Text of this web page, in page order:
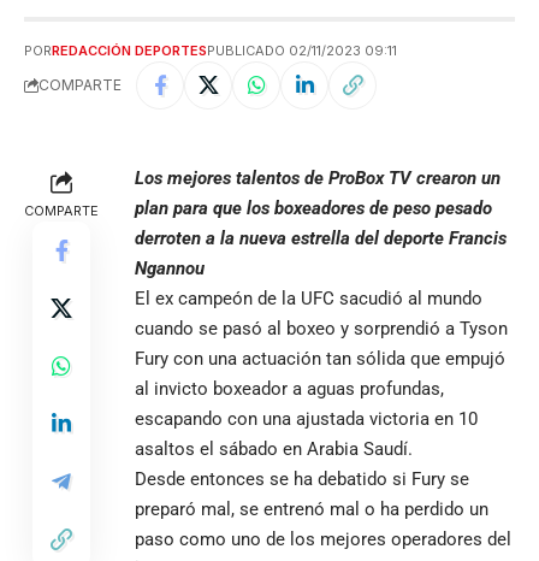
PORREDACCIÓN DEPORTESPUBLICADO 02/11/2023 09:11
COMPARTE
COMPARTE
Los mejores talentos de ProBox TV crearon un
plan para que los boxeadores de peso pesado
derroten a la nueva estrella del deporte Francis
Ngannou
El ex campeón de la UFC sacudió al mundo
cuando se pasó al boxeo y sorprendió a Tyson
Fury con una actuación tan sólida que empujó
al invicto boxeador a aguas profundas,
escapando con una ajustada victoria en 10
asaltos el sábado en Arabia Saudí.
Desde entonces se ha debatido si Fury se
preparó mal, se entrenó mal o ha perdido un
paso como uno de los mejores operadores del